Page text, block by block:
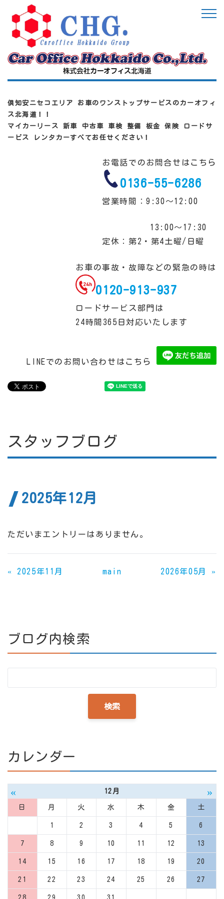
倶知安ニセコエリア お車のワンストップサービスのカーオフィ
ス北海道！！
マイカーリース 新車 中古車 車検 整備 板金 保険 ロードサ
ービス レンタカーすべてお任せください！
お電話でのお問合せはこちら
0136-55-6286
営業時間：9:30～12:00
13:00～17:30
定休：第2・第4土曜/日曜
お車の事故・故障などの緊急の時は
0120-913-937
ロードサービス部門は
24時間365日対応いたします
LINEでのお問い合わせはこちら
スタッフブログ
2025年12月
ただいまエントリーはありません。
« 2025年11月 main 2026年05月 »
ブログ内検索
カレンダー
« 12月 »
日 月 火 水 木 金 土
1 2 3 4 5 6
7 8 9 10 11 12 13
14 15 16 17 18 19 20
21 22 23 24 25 26 27